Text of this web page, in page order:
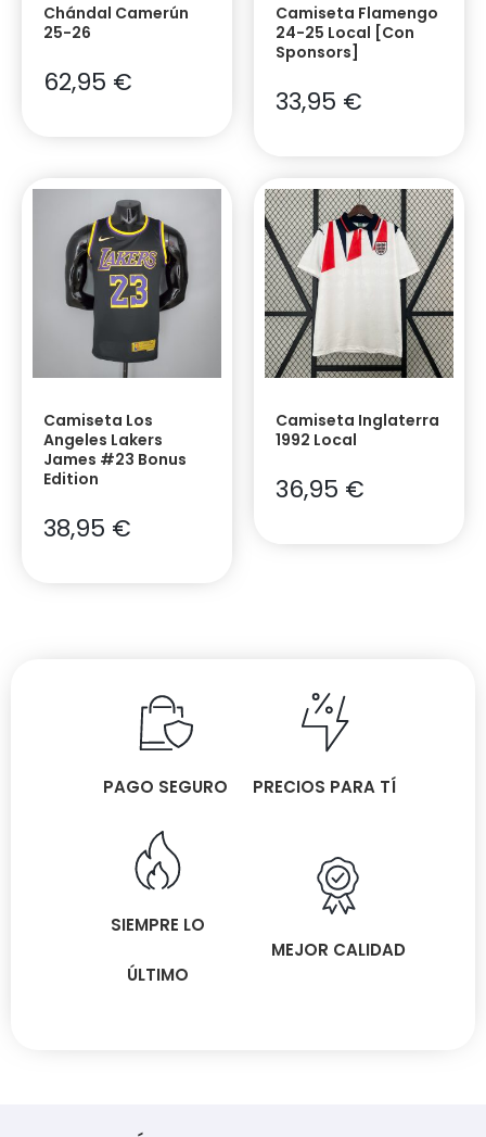
Chándal Camerún
25-26
62,95 €
Camiseta Flamengo
24-25 Local [Con
Sponsors]
33,95 €
Camiseta Los
Angeles Lakers
James #23 Bonus
Edition
38,95 €
Camiseta Inglaterra
1992 Local
36,95 €
PAGO SEGURO PRECIOS PARA TÍ
SIEMPRE LO
ÚLTIMO
MEJOR CALIDAD